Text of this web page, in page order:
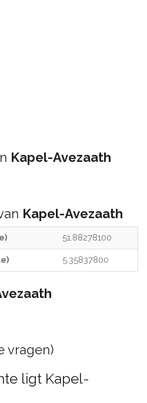
Kapel-Avezaath
Kapel-Avezaath
51.88278100
5.35837800
vragen)
ligt Kapel-